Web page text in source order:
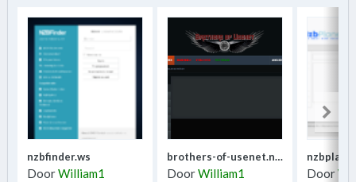
nzbfinder.ws
DoorWilliam1
brothers-of-usenet.net
DoorWilliam1
Door